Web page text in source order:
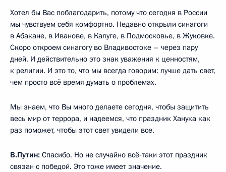
Хотел бы Вас поблагодарить, потому что сегодня в России
мы чувствуем себя комфортно. Недавно открыли синагоги
в Абакане, в Иванове, в Калуге, в Подмосковье, в Жуковке.
Скоро откроем синагогу во Владивостоке – через пару
дней. И действительно это знак уважения к ценностям,
к религии. И это то, что мы всегда говорим: лучше дать свет,
чем просто всё время думать о проблемах.
Мы знаем, что Вы много делаете сегодня, чтобы защитить
весь мир от террора, и надеемся, что праздник Ханука как
раз поможет, чтобы этот свет увидели все.
В.Путин: Спасибо. Но не случайно всё‑таки этот праздник
связан с победой. Это тоже имеет значение.